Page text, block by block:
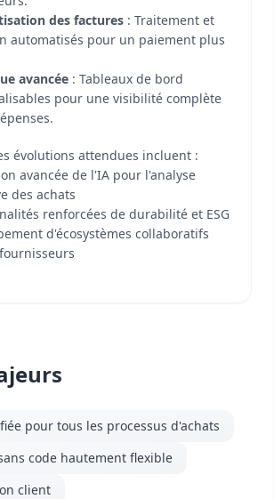
des factures : Traitement et
automatisés pour un paiement plus
avancée : Tableaux de bord
pour une visibilité complète
évolutions attendues incluent :
avancée de l'IA pour l'analyse
des achats
renforcées de durabilité et ESG
d'écosystèmes collaboratifs
pour tous les processus d'achats
code hautement flexible
client